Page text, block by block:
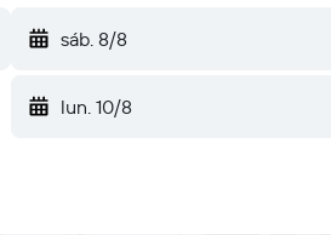
sáb. 8/8
lun. 10/8